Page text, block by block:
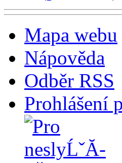
Mapa webu
Nápověda
Odběr RSS
Prohlášení